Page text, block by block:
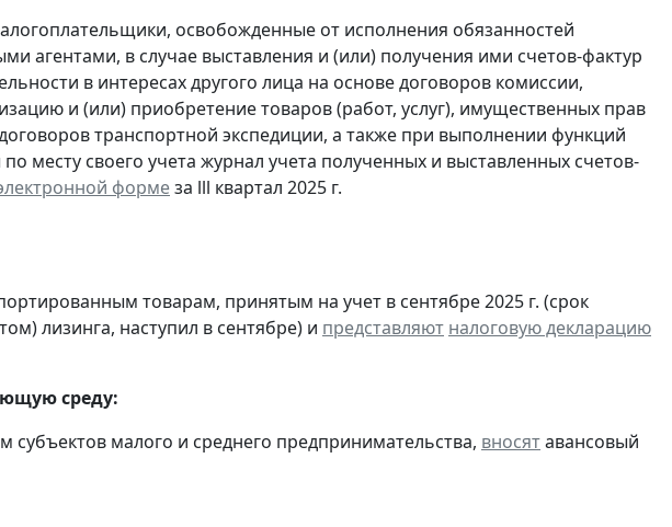
освобожденные от исполнения обязанностей
агентами, в случае выставления и (или) получения ими счетов-фактур
в интересах другого лица на основе договоров комиссии,
и (или) приобретение товаров (работ, услуг), имущественных прав
транспортной экспедиции, а также при выполнении функций
месту своего учета журнал учета полученных и выставленных счетов-
формеза lll квартал 2025 г.
товарам, принятым на учет в сентябре 2025 г. (срок
лизинга, наступил в сентябре) и представляют налоговую декларацию
среду:
субъектов малого и среднего предпринимательства, вносятавансовый